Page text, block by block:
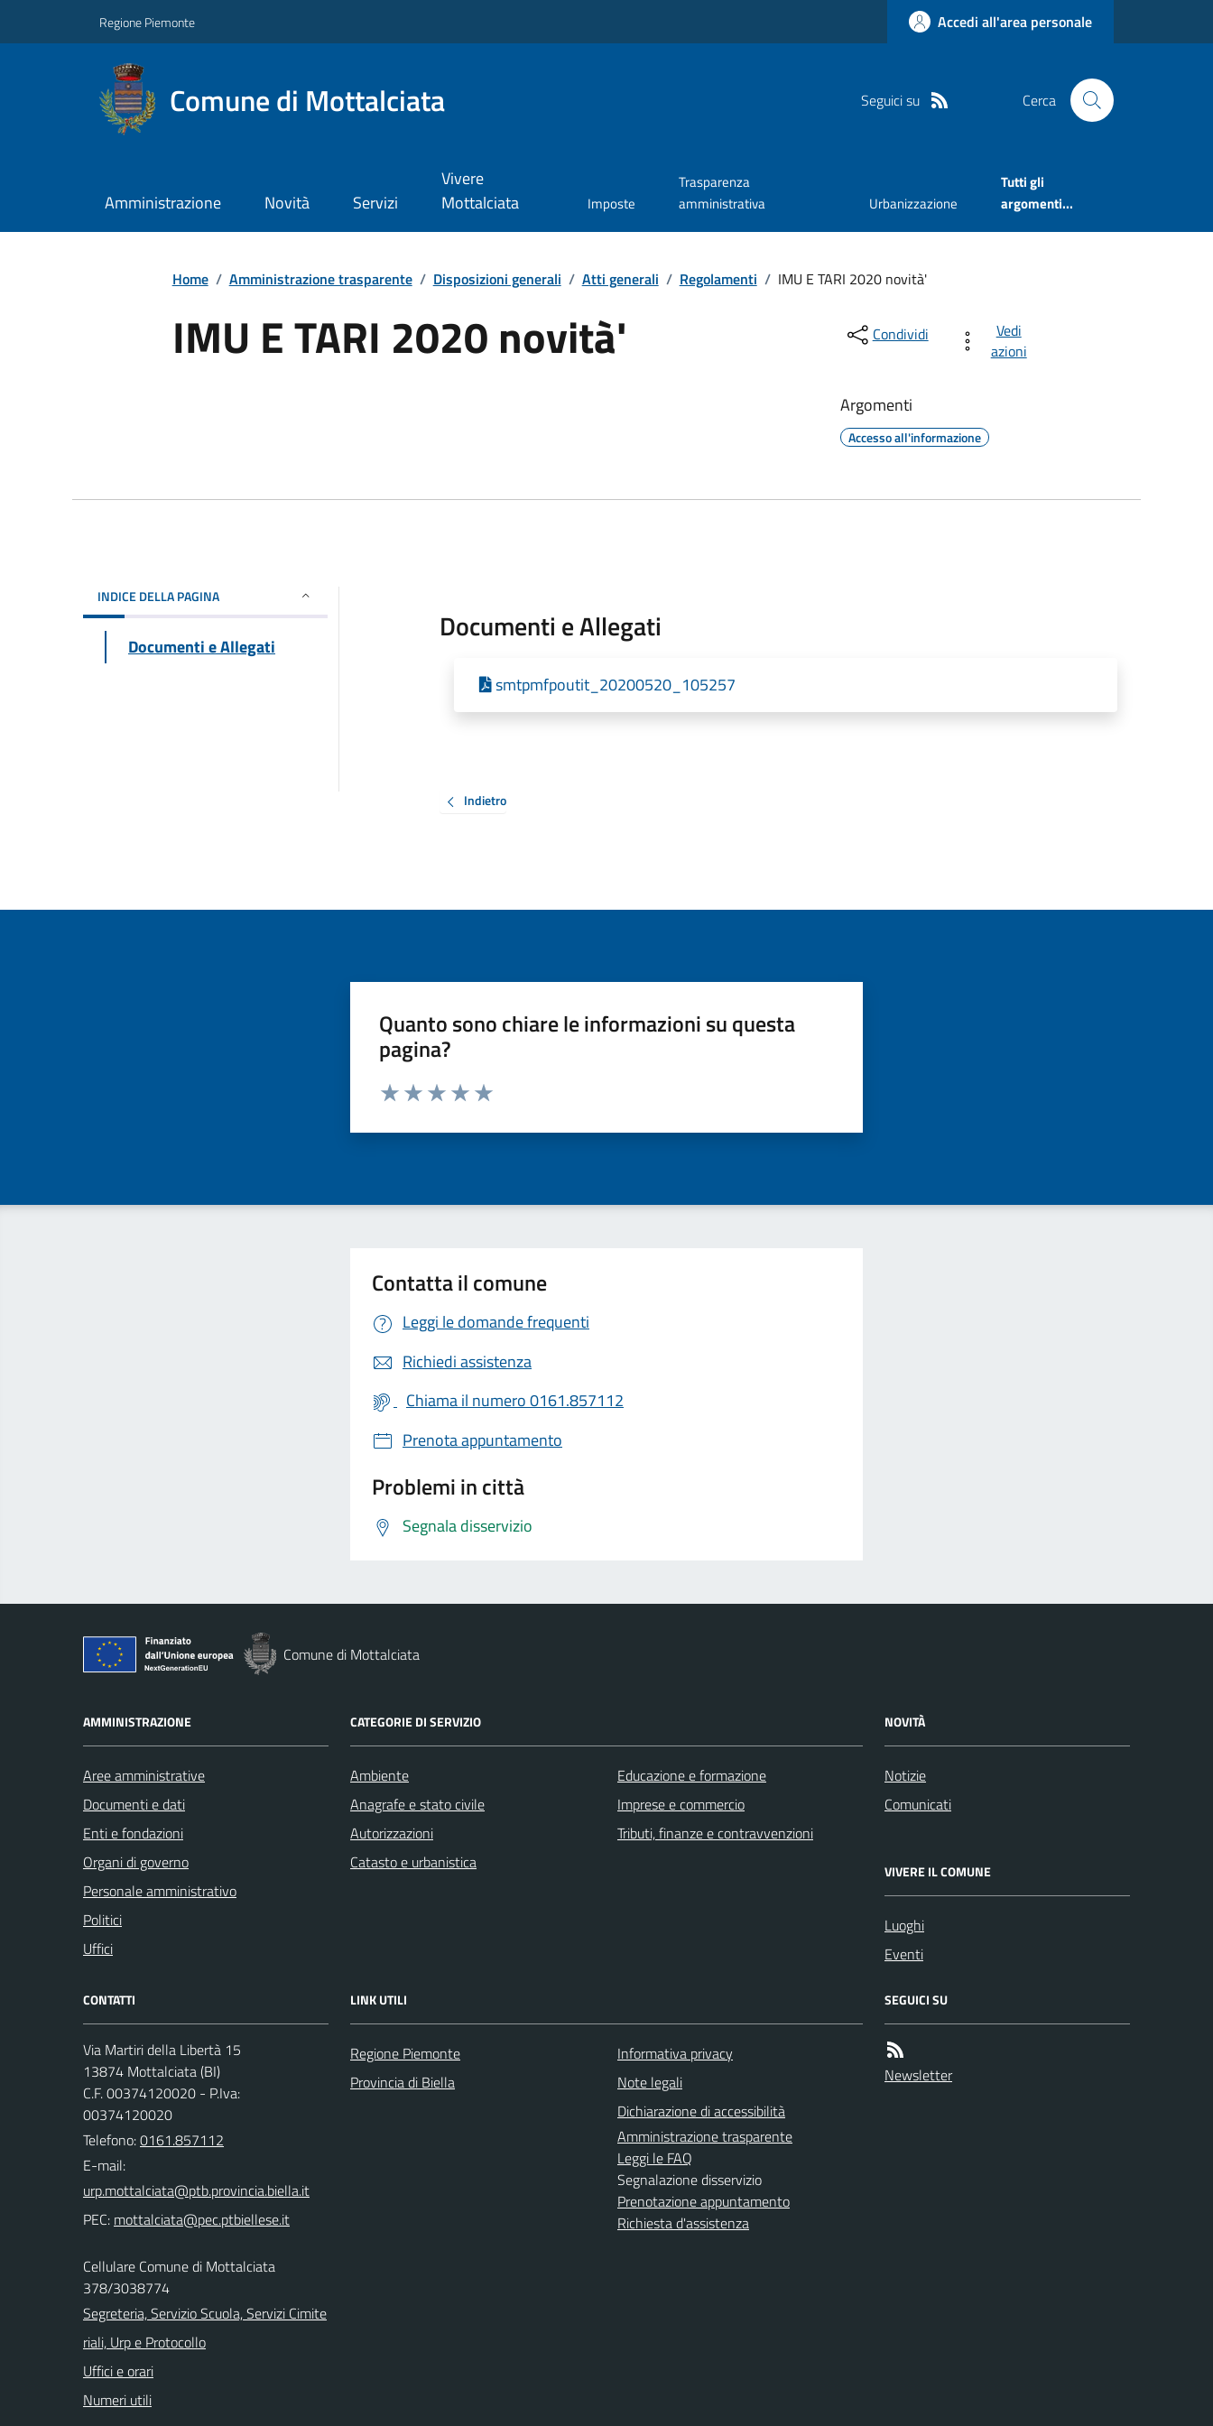
Regione Piemonte Accedi all'area personale
Comune di Mottalciata Seguici su Cerca
Amministrazione Novità Servizi
Vivere
Mottalciata
Imposte
Trasparenza
amministrativa
Urbanizzazione
Tutti gli
argomenti...
Home / Amministrazione trasparente / Disposizioni generali / Atti generali / Regolamenti / IMU E TARI 2020 novità'
IMU E TARI 2020 novità' Condividi
Vedi
azioni
Argomenti
Accesso all'informazione
INDICE DELLA PAGINA
Documenti e Allegati
Documenti e Allegati
smtpmfpoutit_20200520_105257
Indietro
Quanto sono chiare le informazioni su questa
pagina?
Valuta da 1 a 5 stelle la pagina
Contatta il comune
Leggi le domande frequenti
Richiedi assistenza
Chiama il numero 0161.857112
Prenota appuntamento
Problemi in città
Segnala disservizio
Comune di Mottalciata
AMMINISTRAZIONE
Aree amministrative
Documenti e dati
Enti e fondazioni
Organi di governo
Personale amministrativo
Politici
Uffici
CATEGORIE DI SERVIZIO
Ambiente
Anagrafe e stato civile
Autorizzazioni
Catasto e urbanistica
Educazione e formazione
Imprese e commercio
Tributi, finanze e contravvenzioni
NOVITÀ
Notizie
Comunicati
VIVERE IL COMUNE
Luoghi
Eventi
CONTATTI
Via Martiri della Libertà 15
13874 Mottalciata (BI)
C.F. 00374120020 - P.Iva:
00374120020
Telefono:0161.857112
E-mail:
PEC:
Cellulare Comune di Mottalciata
378/3038774
Segreteria, Servizio Scuola, Servizi Cimite
riali, Urp e Protocollo
Uffici e orari
Numeri utili
LINK UTILI
Regione Piemonte
Provincia di Biella
Informativa privacy
Note legali
Dichiarazione di accessibilità
Amministrazione trasparente
Leggi le FAQ
Segnalazione disservizio
Prenotazione appuntamento
Richiesta d'assistenza
SEGUICI SU
Newsletter